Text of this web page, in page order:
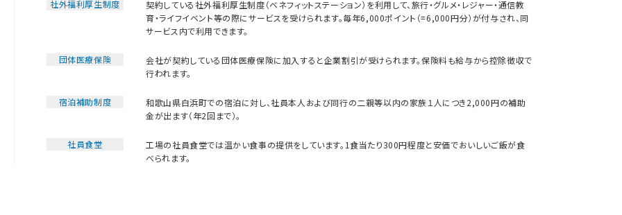
社外福利厚生制度
契約している社外福利厚生制度（ベネフィットステーション）を利用して、旅行・グルメ・レジャー・通信教
育・ライフイベント等の際にサービスを受けられます。毎年6,000ポイント（=6,000円分）が付与され、同
サービス内で利用できます。
団体医療保険
会社が契約している団体医療保険に加入すると企業割引が受けられます。保険料も給与から控除徴収で
行われます。
宿泊補助制度
和歌山県白浜町での宿泊に対し、社員本人および同行の二親等以内の家族１人につき2,000円の補助
金が出ます（年2回まで）。
社員食堂
工場の社員食堂では温かい食事の提供をしています。1食当たり300円程度と安価でおいしいご飯が食
べられます。